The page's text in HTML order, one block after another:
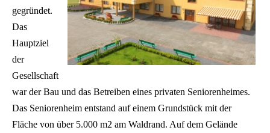
gegründet.
Das
Hauptziel
der
Gesellschaft
war der Bau und das Betreiben eines privaten Seniorenheimes.
Das Seniorenheim entstand auf einem Grundstück mit der
Fläche von über 5.000 m2 am Waldrand. Auf dem Gelände